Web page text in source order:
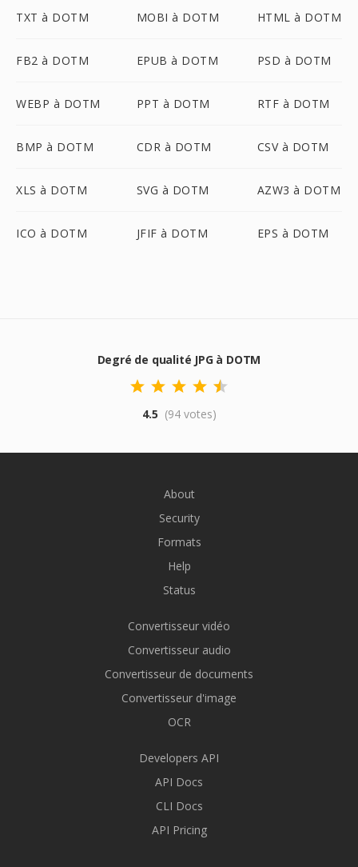
TXT à DOTM MOBI à DOTM HTML à DOTM
FB2 à DOTM EPUB à DOTM PSD à DOTM
WEBP à DOTM PPT à DOTM RTF à DOTM
BMP à DOTM CDR à DOTM CSV à DOTM
XLS à DOTM SVG à DOTM AZW3 à DOTM
ICO à DOTM JFIF à DOTM EPS à DOTM
Degré de qualité JPG à DOTM
4.5 (94 votes)
About
Security
Formats
Help
Status
Convertisseur vidéo
Convertisseur audio
Convertisseur de documents
Convertisseur d'image
OCR
Developers API
API Docs
CLI Docs
API Pricing